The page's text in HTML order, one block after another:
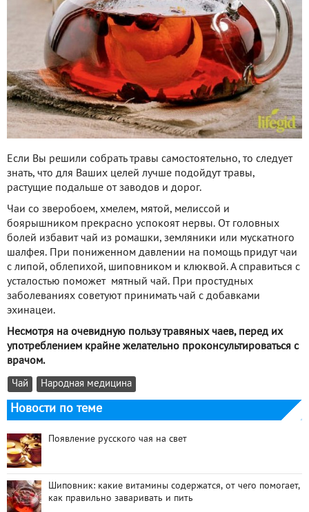
Если Вы решили собрать травы самостоятельно, то следует
знать, что для Ваших целей лучше подойдут травы,
растущие подальше от заводов и дорог.
Чаи со зверобоем, хмелем, мятой, мелиссой и
боярышником прекрасно успокоят нервы. От головных
болей избавит чай из ромашки, земляники или мускатного
шалфея. При пониженном давлении на помощь придут чаи
с липой, облепихой, шиповником и клюквой. А справиться с
усталостью поможет мятный чай. При простудных
заболеваниях советуют принимать чай с добавками
эхинацеи.
Несмотря на очевидную пользу травяных чаев, перед их
употреблением крайне желательно проконсультироваться с
врачом.
Чай Народная медицина
Новости по теме
Появление русского чая на свет
Шиповник: какие витамины содержатся, от чего помогает,
как правильно заваривать и пить